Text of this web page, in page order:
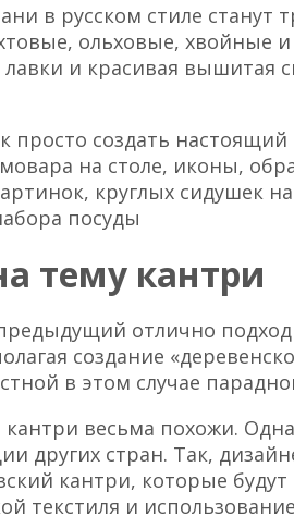
в русском стиле станут
ольховые, хвойные
и красивая вышитая
просто создать настоящий
на столе, иконы,
круглых сидушек
посуды
тему кантри
отлично
создание
в этом случае
кантри весьма похожи.
других стран. Так,
кантри, которые будут
текстиля и